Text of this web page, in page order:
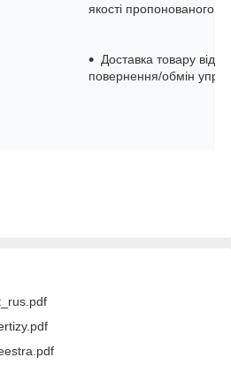
якості пропонованого
Доставка товару
повернення/обмін